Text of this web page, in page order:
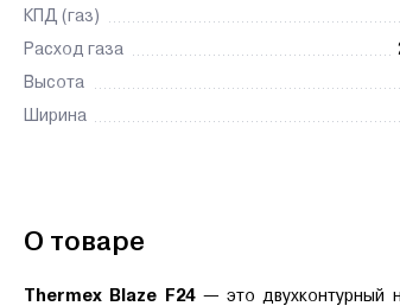
КПД (газ)
Расход газа
Высота
Ширина
О товаре
Thermex Blaze F24— это двухконтурный